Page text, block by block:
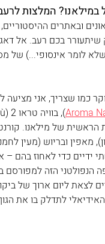
במילאנו? המלצות
ובאתרים
שיתעורר בכם רעב. אל
לומר אינסופי...) של
כמו שצריך, אני
Aroma
של מילאנו.
מאפין ובריוש (מעין
ידיים כדי לאחוז בהם
הנפולטני הזה למפורסם
לצאת ליום ארוך של
לתדלק בו את